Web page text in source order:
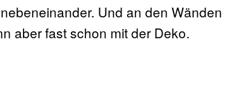
Und an den Wänden
aber fast schon mit der Deko.